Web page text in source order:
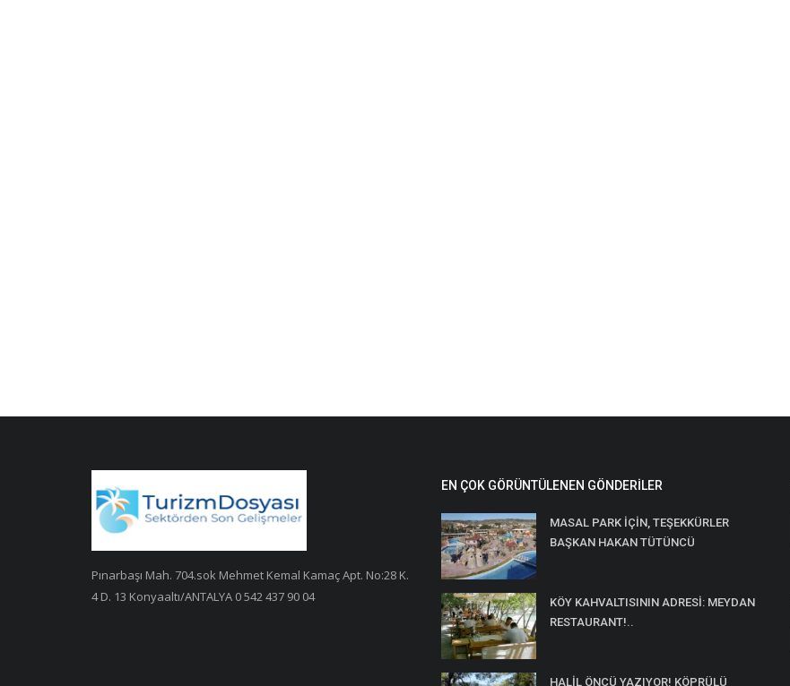
Pınarbaşı Mah. 704.sok Mehmet Kemal Kamaç Apt. No:28 K.
4 D. 13 Konyaaltı/ANTALYA 0 542 437 90 04
EN ÇOK GÖRÜNTÜLENEN GÖNDERILER
MASAL PARK İÇİN, TEŞEKKÜRLER
BAŞKAN HAKAN TÜTÜNCÜ
KÖY KAHVALTISININ ADRESİ: MEYDAN
RESTAURANT!..
HALİL ÖNCÜ YAZIYOR! KÖPRÜLÜ